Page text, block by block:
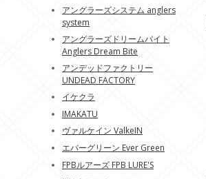
アングラーズシステム anglers
system
アングラーズドリームバイト
Anglers Dream Bite
アンデッドファクトリー
UNDEAD FACTORY
イケクラ
IMAKATU
ヴァルケイン ValkeIN
エバーグリーン Ever Green
FPBルアーズ FPB LURE'S